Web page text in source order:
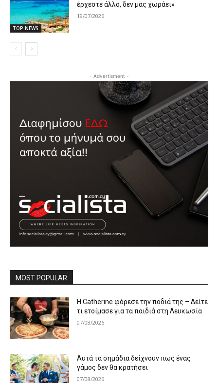
TOP NEWS
έρχεστε άλλο, δεν μας χωράει»
19/07/2026
- Advertisment -
MOST POPULAR
Η Catherine φόρεσε την ποδιά της – Δείτε
τι ετοίμασε για τα παιδιά στη Λευκωσία
07/08/2026
Αυτά τα σημάδια δείχνουν πως ένας
γάμος δεν θα κρατήσει
07/08/2026